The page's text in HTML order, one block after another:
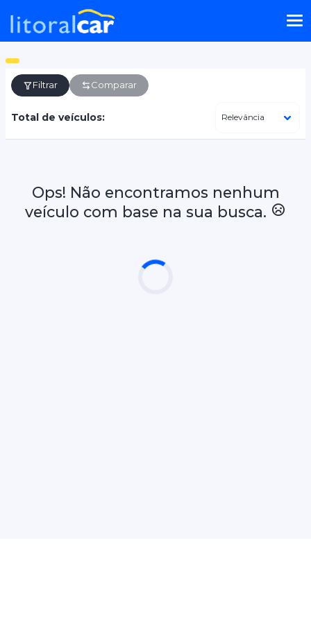
Filtrar Comparar
Total de veículos:
Ops! Não encontramos nenhum
veículo com base na sua busca.